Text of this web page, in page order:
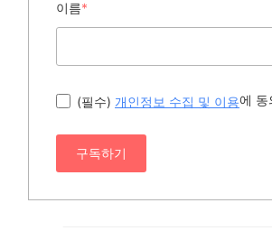
이름*
(필수) 개인정보 수집 및 이용에 동
구독하기